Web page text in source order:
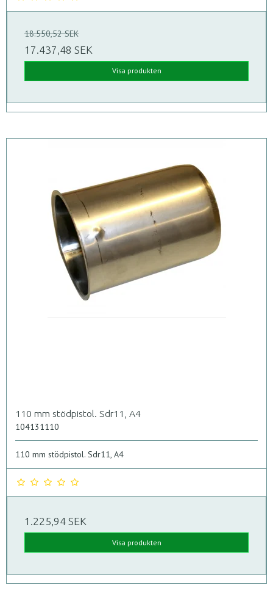
18.550,52 SEK
17.437,48 SEK
Visa produkten
110 mm stödpistol. Sdr11, A4
104131110
110 mm stödpistol. Sdr11, A4
1.225,94 SEK
Visa produkten